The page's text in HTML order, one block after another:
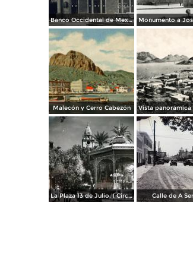
Banco Occidental de Mexico en Guaymas Sonora.
Malecón y Cerro Cabezón
La Plaza 13 de Julio. ( Circulada el 11 de Agosto de 1958 ). Calle de A